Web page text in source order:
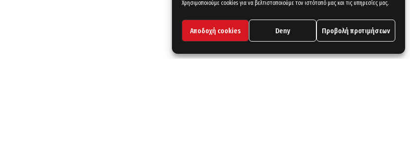
Χρησιμοποιούμε cookies για να βελτιστοποιούμε τον ιστότοπό μας και τις υπηρεσίες μας.
Αποδοχή cookies Deny Προβολή προτιμήσεων